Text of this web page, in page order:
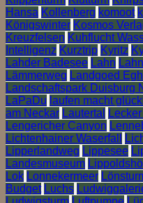
Hansa Kollenberg komoot
Königswinter Kosmos
Kreuzfelsen Kuhflucht
Intelligenz Kurztrip Kyritz
Lahder Badesee Lahn
Lämmerweg Landgoed
Landschaftspark Duisburg
LaPaDu laufen macht
am Neckar Lautertal
Lengericher Canyon
Lichtenhainer Waserfall
Lipperlandweg Lippesee
Landesmuseum
Lok Lonnekermeer
Budget Luchs